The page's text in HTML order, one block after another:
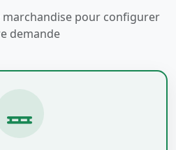
marchandise pour configurer
demande